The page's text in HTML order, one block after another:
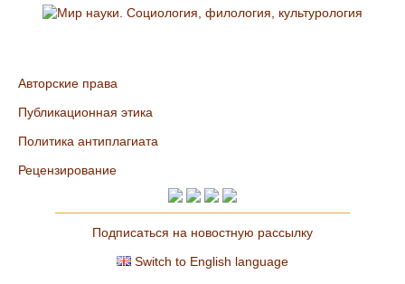
Авторские права
Публикационная этика
Политика антиплагиата
Рецензирование
Подписаться на новостную рассылку
Switch to English language